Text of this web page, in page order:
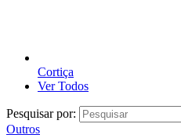
Cortiça
Ver Todos
Pesquisar por:
Outros